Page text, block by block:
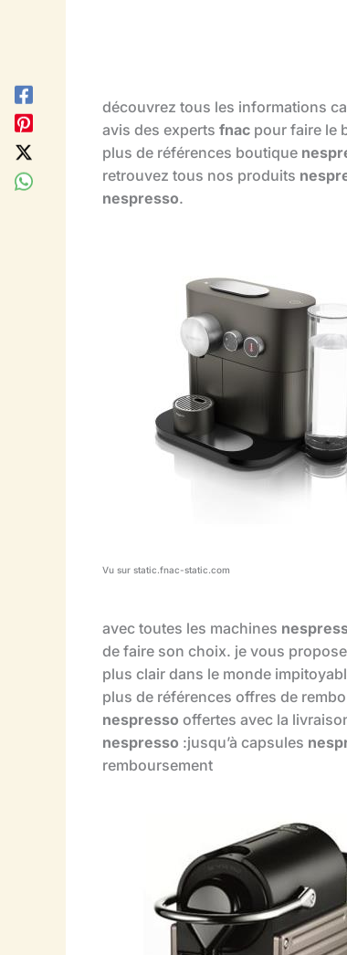
découvrez tous les informations
avis des experts fnac pour faire le
plus de références boutique
retrouvez tous nos produits
nespresso.
Vu sur static.fnac-static.com
avec toutes les machines
de faire son choix. je vous
plus clair dans le monde
plus de références offres de
nespresso offertes avec la
nespresso :jusqu’à capsules
remboursement